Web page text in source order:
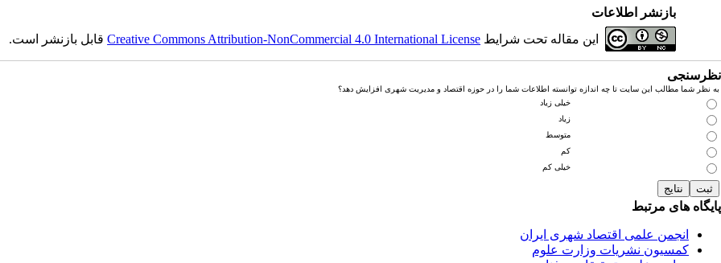
بازنشر اطلاعات
این مقاله تحت شرایط Creative Commons Attribution-NonCommercial 4.0 International Licenseقابل بازنشر است.
نظرسنجی
به نظر شما مطالب این سایت تا چه اندازه توانسته اطلاعات شما را در حوزه اقتصاد و مدیریت شهری افزایش دهد؟
خیلی زیاد
زیاد
متوسط
کم
خیلی کم
پایگاه های مرتبط
انجمن علمی اقتصاد شهری ایران
کمسیون نشریات وزارت علوم